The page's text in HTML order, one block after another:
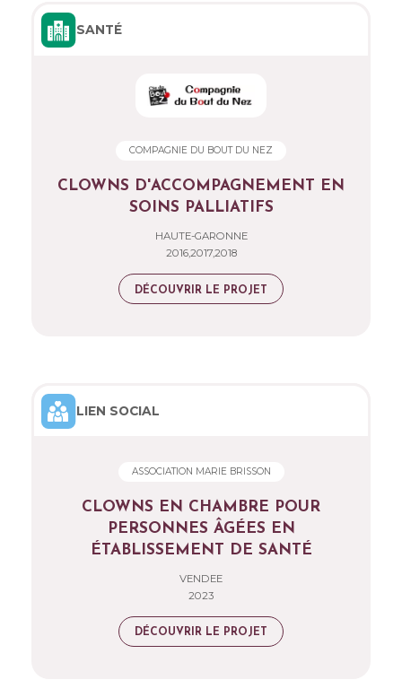
SANTÉ
COMPAGNIE DU BOUT DU NEZ
CLOWNS D'ACCOMPAGNEMENT EN
SOINS PALLIATIFS
HAUTE-GARONNE
2016,2017,2018
DÉCOUVRIR LE PROJET
LIEN SOCIAL
ASSOCIATION MARIE BRISSON
CLOWNS EN CHAMBRE POUR
PERSONNES ÂGÉES EN
ÉTABLISSEMENT DE SANTÉ
VENDEE
2023
DÉCOUVRIR LE PROJET